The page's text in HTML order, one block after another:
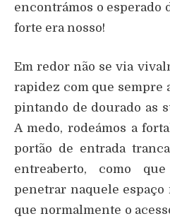
encontrámos o esperado
forte era nosso!
Em redor não se via
rapidez com que sempre
pintando de dourado as
A medo, rodeámos a
portão de entrada
entreaberto, como
penetrar naquele
que normalmente o